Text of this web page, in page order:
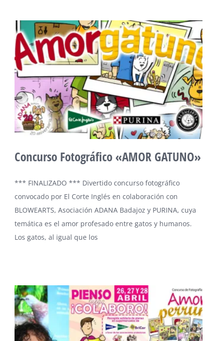
Concurso Fotográfico «AMOR GATUNO»
*** FINALIZADO *** Divertido concurso fotográfico
convocado por El Corte Inglés en colaboración con
BLOWEARTS, Asociación ADANA Badajoz y PURINA, cuya
temática es el amor profesado entre gatos y humanos.
Los gatos, al igual que los